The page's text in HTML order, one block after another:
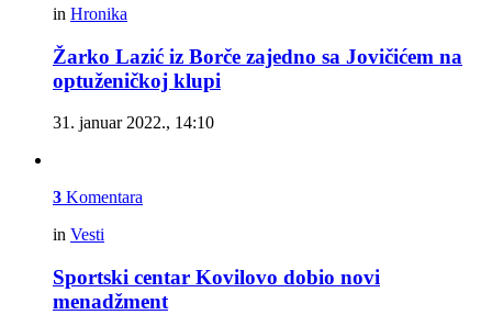
in Hronika
Žarko Lazić iz Borče zajedno sa Jovičićem na
optuženičkoj klupi
31. januar 2022., 14:10
3 Komentara
in Vesti
Sportski centar Kovilovo dobio novi
menadžment